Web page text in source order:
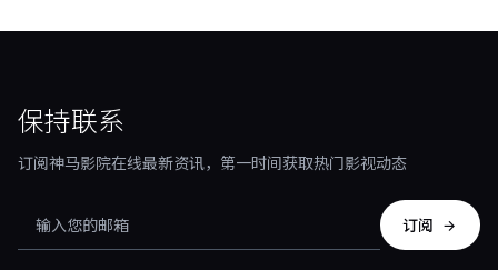
保持联系
订阅神马影院在线最新资讯，第一时间获取热门影视动态
订阅